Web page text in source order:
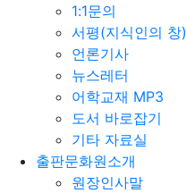
1:1문의
서평(지식인의 창)
언론기사
뉴스레터
어학교재 MP3
도서 바로잡기
기타 자료실
출판문화원소개
원장인사말